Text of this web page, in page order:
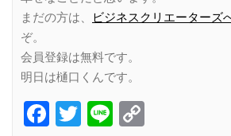
まだの方は、
ビジネスクリエーターズ
ぞ。
会員登録は無料です。
明日は樋口くんです。
Facebook
Twitter
Line